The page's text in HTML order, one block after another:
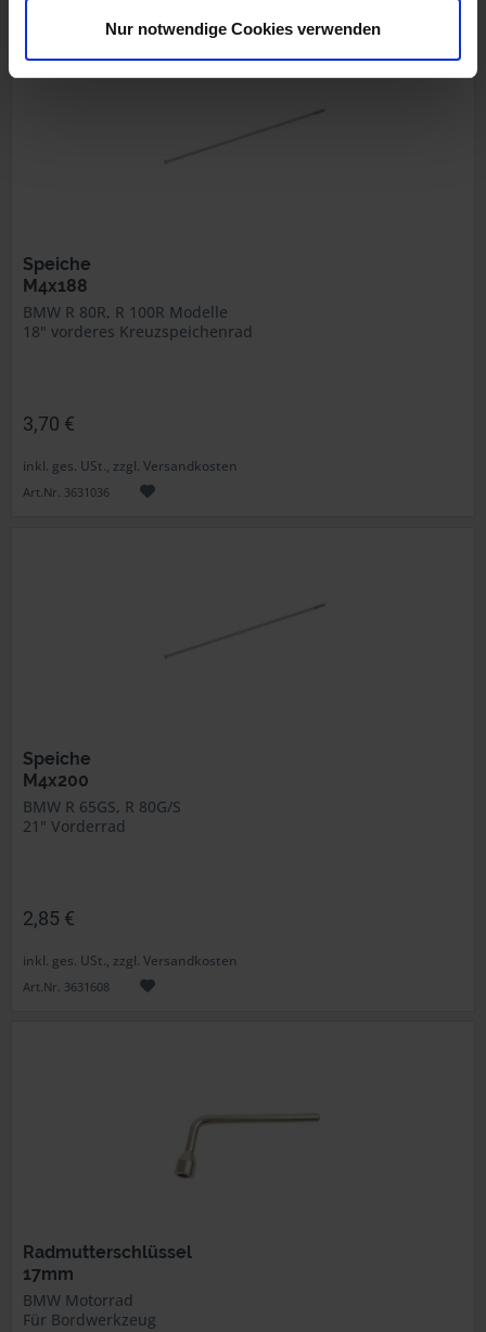
Nur notwendige Cookies verwenden
Speiche
M4x188
BMW R 80R, R 100R Modelle
18" vorderes Kreuzspeichenrad
3,70 €
inkl. ges. USt., zzgl. Versandkosten
Art.Nr. 3631036
Speiche
M4x200
BMW R 65GS, R 80G/S
21" Vorderrad
2,85 €
inkl. ges. USt., zzgl. Versandkosten
Art.Nr. 3631608
Radmutterschlüssel
17mm
BMW Motorrad
Für Bordwerkzeug